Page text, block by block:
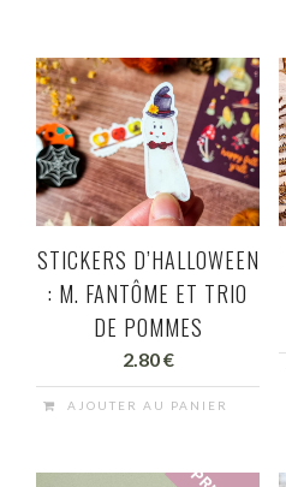
STICKERS D’HALLOWEEN
: M. FANTÔME ET TRIO
DE POMMES
2.80€
AJOUTER AU PANIER